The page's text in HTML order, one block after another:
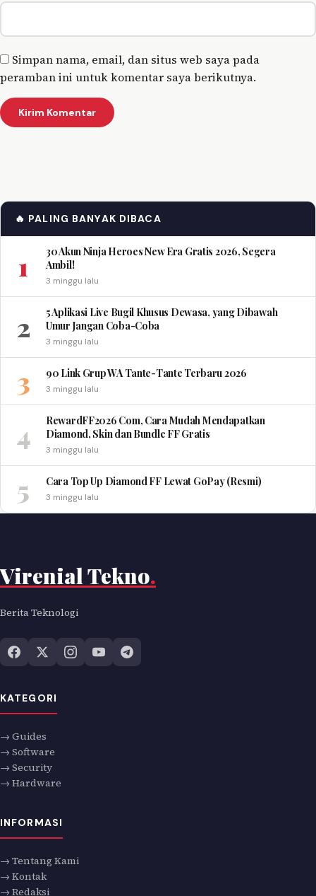
Simpan nama, email, dan situs web saya pada
peramban ini untuk komentar saya berikutnya.
🔥 PALING BANYAK DIBACA
1
30 Akun Ninja Heroes New Era Gratis 2026, Segera
Ambil!
3 minggu lalu
2
5 Aplikasi Live Bugil Khusus Dewasa, yang Dibawah
Umur Jangan Coba-Coba
3 minggu lalu
3 90 Link Grup WA Tante-Tante Terbaru 2026
3 minggu lalu
4
RewardFF2026 Com, Cara Mudah Mendapatkan
Diamond, Skin dan Bundle FF Gratis
3 minggu lalu
5 Cara Top Up Diamond FF Lewat GoPay (Resmi)
3 minggu lalu
Virenial Tekno.
Berita Teknologi
KATEGORI
→ Guides
→ Software
→ Security
→ Hardware
INFORMASI
→ Tentang Kami
→ Kontak
→ Redaksi